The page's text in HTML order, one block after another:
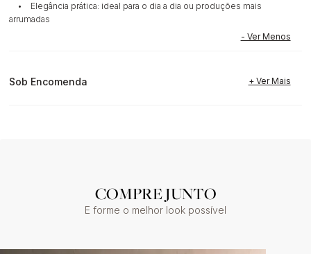
• Elegância prática: ideal para o dia a dia ou produções mais
arrumadas
Sob Encomenda
COMPRE JUNTO
E forme o melhor look possível